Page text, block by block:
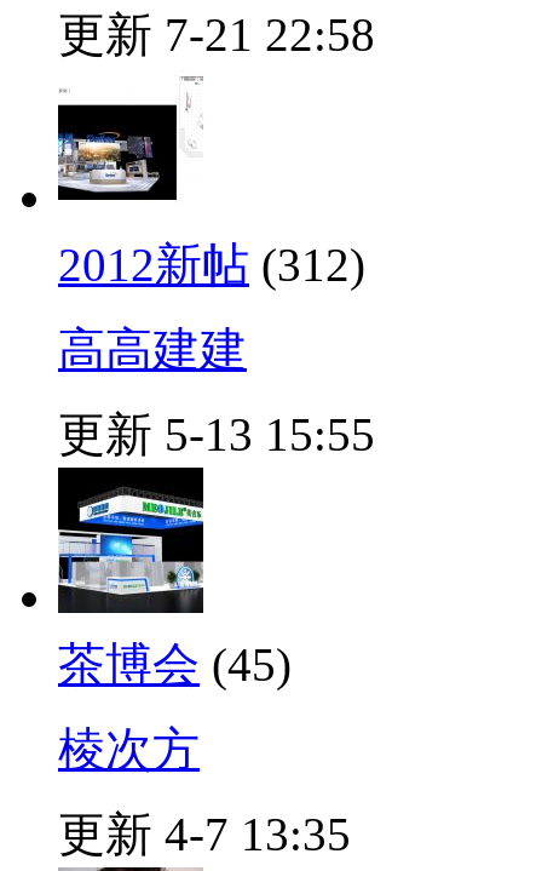
更新 7-21 22:58
2012新帖 (312)
高高建建
更新 5-13 15:55
茶博会 (45)
棱次方
更新 4-7 13:35